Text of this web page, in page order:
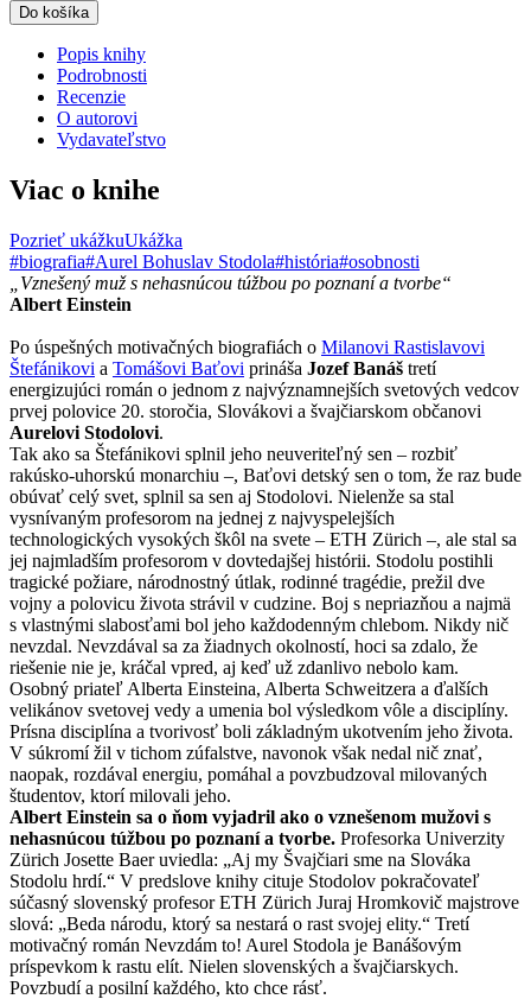
Do košíka
Popis knihy
Podrobnosti
Recenzie
O autorovi
Vydavateľstvo
Viac o knihe
Pozrieť ukážkuUkážka
#biografia#Aurel Bohuslav Stodola#história#osobnosti
„Vznešený muž s nehasnúcou túžbou po poznaní a tvorbe“
Albert Einstein
Po úspešných motivačných biografiách o Milanovi Rastislavovi
Štefánikovi a Tomášovi Baťovi prináša Jozef Banáš tretí
energizujúci román o jednom z najvýznamnejších svetových vedcov
prvej polovice 20. storočia, Slovákovi a švajčiarskom občanovi
Aurelovi Stodolovi.
Tak ako sa Štefánikovi splnil jeho neuveriteľný sen – rozbiť
rakúsko-uhorskú monarchiu –, Baťovi detský sen o tom, že raz bude
obúvať celý svet, splnil sa sen aj Stodolovi. Nielenže sa stal
vysnívaným profesorom na jednej z najvyspelejších
technologických vysokých škôl na svete – ETH Zürich –, ale stal sa
jej najmladším profesorom v dovtedajšej histórii. Stodolu postihli
tragické požiare, národnostný útlak, rodinné tragédie, prežil dve
vojny a polovicu života strávil v cudzine. Boj s nepriazňou a najmä
s vlastnými slabosťami bol jeho každodenným chlebom. Nikdy nič
nevzdal. Nevzdával sa za žiadnych okolností, hoci sa zdalo, že
riešenie nie je, kráčal vpred, aj keď už zdanlivo nebolo kam.
Osobný priateľ Alberta Einsteina, Alberta Schweitzera a ďalších
velikánov svetovej vedy a umenia bol výsledkom vôle a disciplíny.
Prísna disciplína a tvorivosť boli základným ukotvením jeho života.
V súkromí žil v tichom zúfalstve, navonok však nedal nič znať,
naopak, rozdával energiu, pomáhal a povzbudzoval milovaných
študentov, ktorí milovali jeho.
Albert Einstein sa o ňom vyjadril ako o vznešenom mužovi s
nehasnúcou túžbou po poznaní a tvorbe. Profesorka Univerzity
Zürich Josette Baer uviedla: „Aj my Švajčiari sme na Slováka
Stodolu hrdí.“ V predslove knihy cituje Stodolov pokračovateľ
súčasný slovenský profesor ETH Zürich Juraj Hromkovič majstrove
slová: „Beda národu, ktorý sa nestará o rast svojej elity.“ Tretí
motivačný román Nevzdám to! Aurel Stodola je Banášovým
príspevkom k rastu elít. Nielen slovenských a švajčiarskych.
Povzbudí a posilní každého, kto chce rásť.